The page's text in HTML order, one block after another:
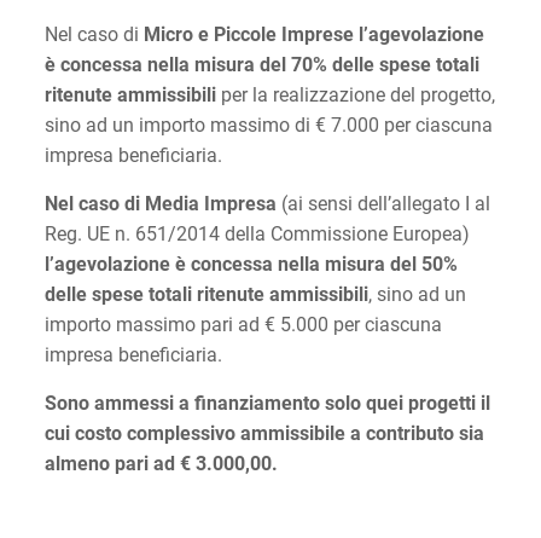
Nel caso di Micro e Piccole Imprese l’agevolazione
è concessa nella misura del 70% delle spese totali
ritenute ammissibiliper la realizzazione del progetto,
sino ad un importo massimo di € 7.000 per ciascuna
impresa beneficiaria.
Nel caso di Media Impresa (ai sensi dell’allegato I al
Reg. UE n. 651/2014 della Commissione Europea)
l’agevolazione è concessa nella misura del 50%
delle spese totali ritenute ammissibili, sino ad un
importo massimo pari ad € 5.000 per ciascuna
impresa beneficiaria.
Sono ammessi a finanziamento solo quei progetti il
cui costo complessivo ammissibile a contributo sia
almeno pari ad € 3.000,00.